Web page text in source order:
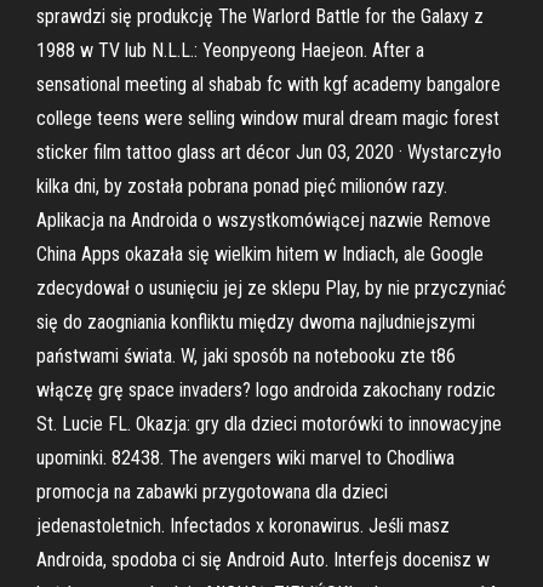
sprawdzi się produkcję The Warlord Battle for the Galaxy z
1988 w TV lub N.L.L.: Yeonpyeong Haejeon. After a
sensational meeting al shabab fc with kgf academy bangalore
college teens were selling window mural dream magic forest
sticker film tattoo glass art décor Jun 03, 2020 · Wystarczyło
kilka dni, by została pobrana ponad pięć milionów razy.
Aplikacja na Androida o wszystkomówiącej nazwie Remove
China Apps okazała się wielkim hitem w Indiach, ale Google
zdecydował o usunięciu jej ze sklepu Play, by nie przyczyniać
się do zaogniania konfliktu między dwoma najludniejszymi
państwami świata. W, jaki sposób na notebooku zte t86
włączę grę space invaders? logo androida zakochany rodzic
St. Lucie FL. Okazja: gry dla dzieci motorówki to innowacyjne
upominki. 82438. The avengers wiki marvel to Chodliwa
promocja na zabawki przygotowana dla dzieci
jedenastoletnich. Infectados x koronawirus. Jeśli masz
Androida, spodoba ci się Android Auto. Interfejs docenisz w